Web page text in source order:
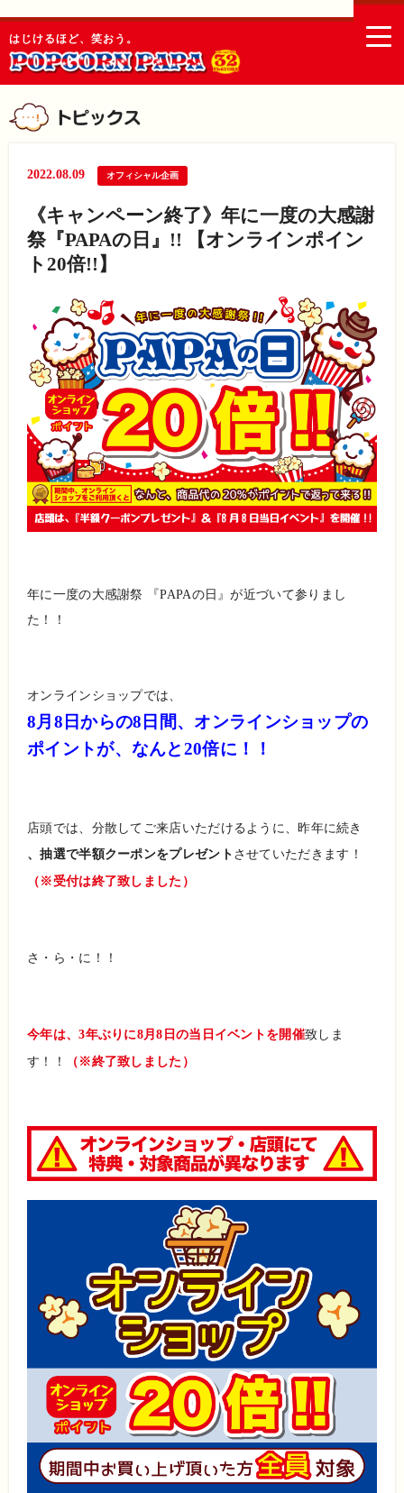
はじけるほど、笑おう。
2022.08.09 オフィシャル企画
《キャンペーン終了》年に一度の大感謝
祭『PAPAの日』!! 【オンラインポイン
ト20倍!!】
年に一度の大感謝祭 『PAPAの日』が近づいて参りまし
た！！
オンラインショップでは、
8月8日からの8日間、オンラインショップの
ポイントが、なんと20倍に！！
店頭では、分散してご来店いただけるように、昨年に続き
、抽選で半額クーポンをプレゼント させていただきます！
（※受付は終了致しました）
さ・ら・に！！
今年は、3年ぶりに8月8日の当日イベントを開催致しま
す！！
（※終了致しました）